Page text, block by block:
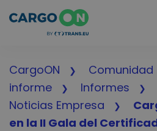
CargoON Comunidad
informe
Informes
Noticias Empresa
en la II Gala del